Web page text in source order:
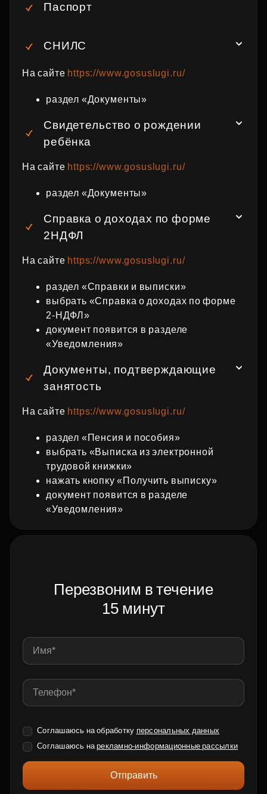
Паспорт
СНИЛС
На сайте https://www.gosuslugi.ru/
раздел «Документы»
Свидетельство о рождении
ребёнка
На сайте https://www.gosuslugi.ru/
раздел «Документы»
Справка о доходах по форме
2НДФЛ
На сайте https://www.gosuslugi.ru/
раздел «Справки и выписки»
выбрать «Справка о доходах по форме
2‑НДФЛ»
документ появится в разделе
«Уведомления»
Документы, подтверждающие
занятость
На сайте https://www.gosuslugi.ru/
раздел «Пенсия и пособия»
выбрать «Выписка из электронной
трудовой книжки»
нажать кнопку «Получить выписку»
документ появится в разделе
«Уведомления»
Перезвоним в течение
15 минут
Соглашаюсь на обработку персональных данных
Соглашаюсь нарекламно-информационные рассылки
Отправить